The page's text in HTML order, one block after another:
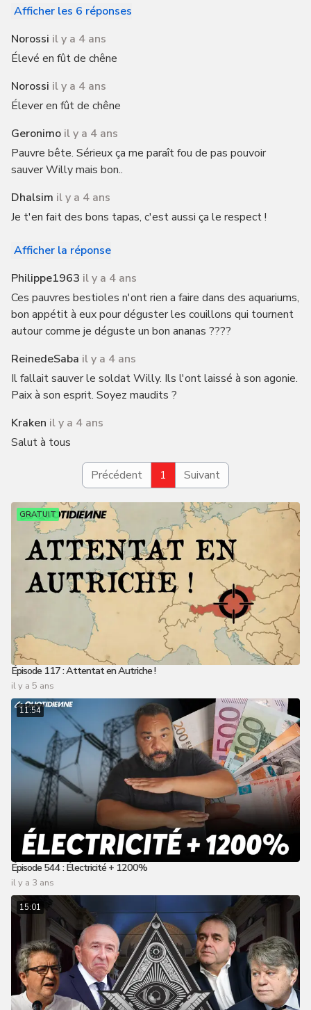
Afficher les 6 réponses
Norossi il y a 4 ans
Élevé en fût de chêne
Norossi il y a 4 ans
Élever en fût de chêne
Geronimo il y a 4 ans
Pauvre bête. Sérieux ça me paraît fou de pas pouvoir
sauver Willy mais bon..
Dhalsim il y a 4 ans
Je t'en fait des bons tapas, c'est aussi ça le respect !
Afficher la réponse
Philippe1963 il y a 4 ans
Ces pauvres bestioles n'ont rien a faire dans des aquariums,
bon appétit à eux pour déguster les couillons qui tournent
autour comme je déguste un bon ananas ????
ReinedeSaba il y a 4 ans
Il fallait sauver le soldat Willy. Ils l'ont laissé à son agonie.
Paix à son esprit. Soyez maudits ?
Kraken il y a 4 ans
Salut à tous
Précédent 1 Suivant
GRATUIT
Épisode 117 : Attentat en Autriche !
il y a 5 ans
11:54
Épisode 544 : Électricité + 1200%
il y a 3 ans
15:01